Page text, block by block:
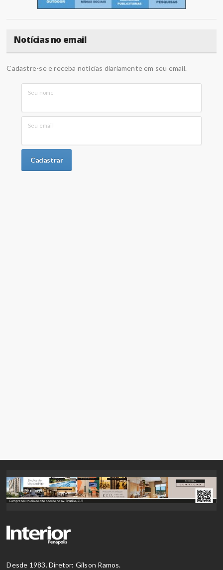
Notícias no email
Cadastre-se e receba notícias diariamente em seu email.
Seu nome
Seu email
Desde 1983. Diretor: Gilson Ramos.